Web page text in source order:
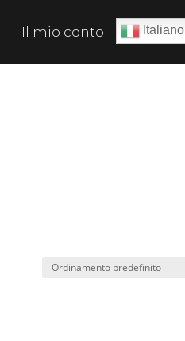
Il mio conto Italiano